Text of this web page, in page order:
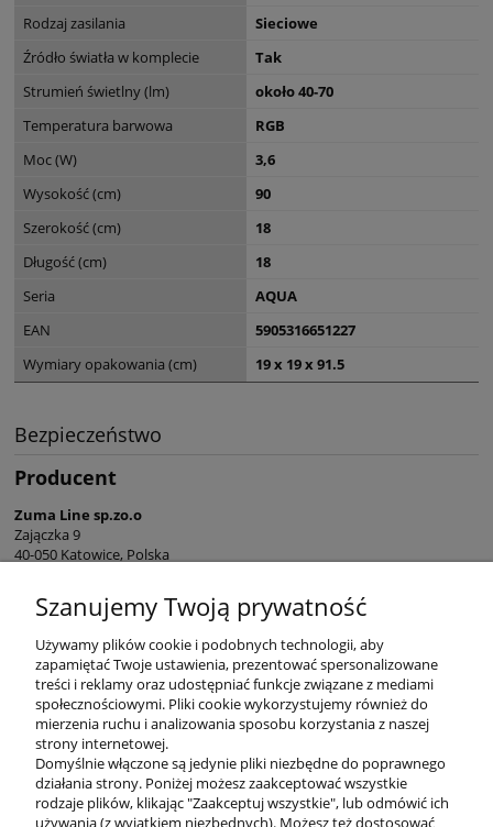
Rodzaj zasilania
Sieciowe
Źródło światła w komplecie
Tak
Strumień świetlny (lm)
około 40-70
Temperatura barwowa
RGB
Moc (W)
3,6
Wysokość (cm)
90
Szerokość (cm)
18
Długość (cm)
18
Seria
AQUA
EAN
5905316651227
Wymiary opakowania (cm)
19 x 19 x 91.5
Bezpieczeństwo
Producent
Zuma Line sp.zo.o
Zajączka 9
40-050 Katowice, Polska
+48 32 730 66 10
KONTAKT
DODATKOWE
Szanujemy Twoją prywatność
Używamy plików cookie i podobnych technologii, aby
zapamiętać Twoje ustawienia, prezentować spersonalizowane
treści i reklamy oraz udostępniać funkcje związane z mediami
społecznościowymi. Pliki cookie wykorzystujemy również do
mierzenia ruchu i analizowania sposobu korzystania z naszej
strony internetowej.
Domyślnie włączone są jedynie pliki niezbędne do poprawnego
działania strony. Poniżej możesz zaakceptować wszystkie
rodzaje plików, klikając "Zaakceptuj wszystkie", lub odmówić ich
używania (z wyjątkiem niezbędnych). Możesz też dostosować